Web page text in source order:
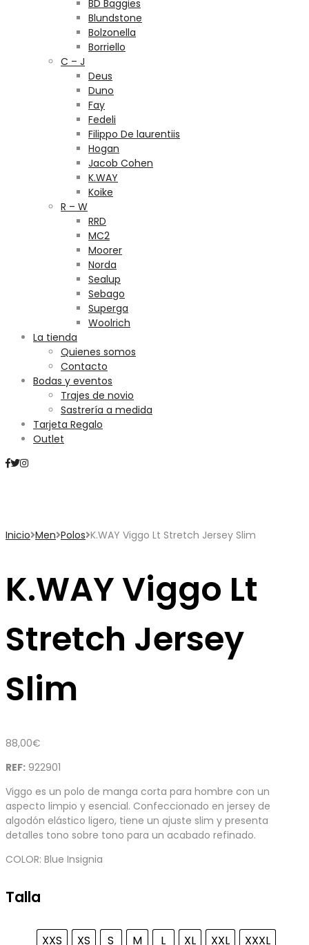
BD Baggies
Blundstone
Bolzonella
Borriello
C – J
Deus
Duno
Fay
Fedeli
Filippo De laurentiis
Hogan
Jacob Cohen
K.WAY
Koike
R – W
RRD
MC2
Moorer
Norda
Sealup
Sebago
Superga
Woolrich
La tienda
Quienes somos
Contacto
Bodas y eventos
Trajes de novio
Sastrería a medida
Tarjeta Regalo
Outlet
Inicio Men Polos K.WAY Viggo Lt Stretch Jersey Slim
K.WAY Viggo Lt
Stretch Jersey
Slim
88,00€
REF: 922901
Viggo es un polo de manga corta para hombre con un
aspecto limpio y esencial. Confeccionado en jersey de
algodón elástico ligero, tiene un ajuste slim y presenta
detalles tono sobre tono para un acabado refinado.
COLOR: Blue Insignia
Talla
XXS XS S M L XL XXL XXXL